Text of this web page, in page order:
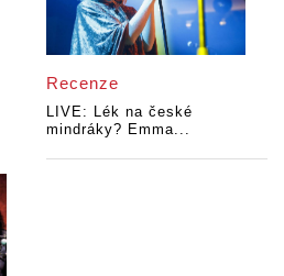
Recenze
LIVE: Lék na české
mindráky? Emma...